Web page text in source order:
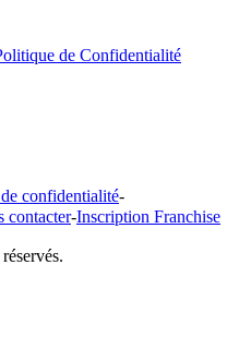
de Confidentialité
confidentialité-
contacter-Inscription Franchise